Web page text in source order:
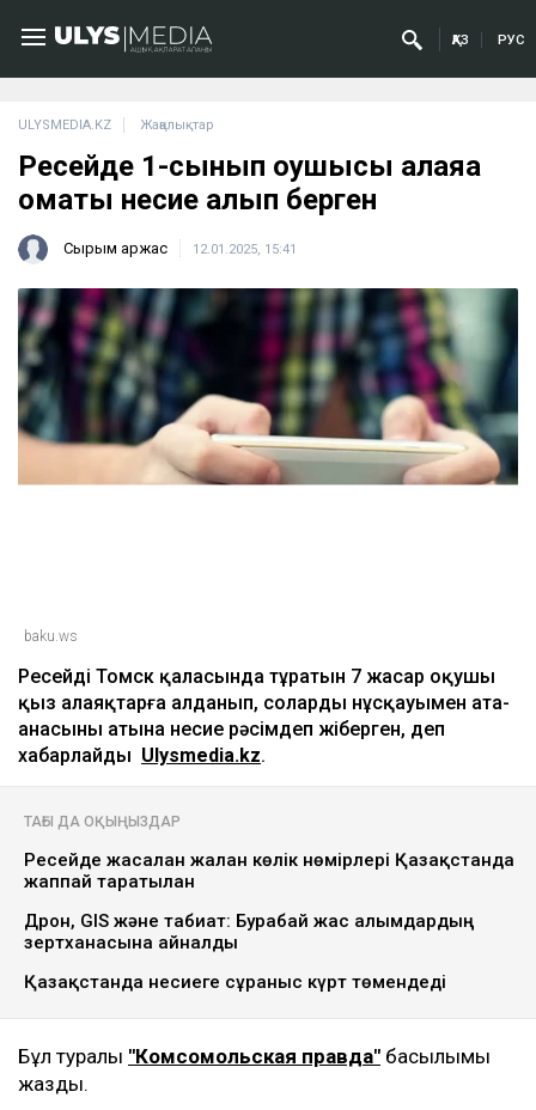
ҚАЗ РУС
ULYSMEDIA.KZ Жаңалықтар
Ресейде 1-сынып оқушысы алаяққа
қомақты несие алып берген
Сырым Қаржас 12.01.2025, 15:41
baku.ws
Ресейдің Томск қаласында тұратын 7 жасар оқушы
қыз алаяқтарға алданып, солардың нұсқауымен ата-
анасының атына несие рәсімдеп жіберген, деп
хабарлайды Ulysmedia.kz.
ТАҒЫ ДА ОҚЫҢЫЗДАР
Ресейде жасалған жалған көлік нөмірлері Қазақстанда
жаппай таратылған
Дрон, GIS және табиғат: Бурабай жас ғалымдардың
зертханасына айналды
Қазақстанда несиеге сұраныс күрт төмендеді
Бұл туралы "Комсомольская правда" басылымы
жазды.